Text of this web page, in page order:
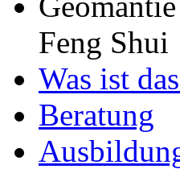
Feng Shui
Was ist
Beratung